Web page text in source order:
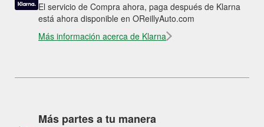
El servicio de Compra ahora, paga después de Klarna
está ahora disponible en OReillyAuto.com
Más información acerca de Klarna
Más partes a tu manera